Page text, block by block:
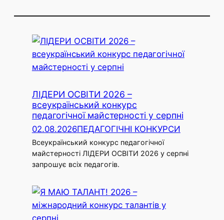
ЛІДЕРИ ОСВІТИ 2026 –
всеукраїнський конкурс
педагогічної майстерності у серпні
02.08.2026ПЕДАГОГІЧНІ КОНКУРСИ
Всеукраїнський конкурс педагогічної
майстерності ЛІДЕРИ ОСВІТИ 2026 у серпні
запрошує всіх педагогів.